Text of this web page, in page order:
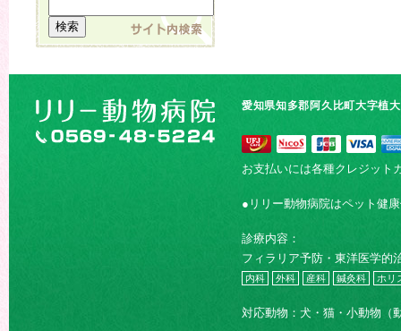
愛知県知多郡阿久比町大字植
お支払いには各種クレジット
●リリー動物病院はペット健
診療内容：
フィラリア予防・東洋医学的
内科 外科 産科 鍼灸科 ホリ
対応動物：犬・猫・小動物（